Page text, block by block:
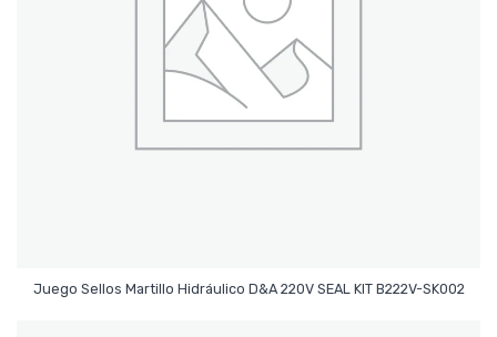
Juego Sellos Martillo Hidráulico D&A 220V SEAL KIT B222V-SK002